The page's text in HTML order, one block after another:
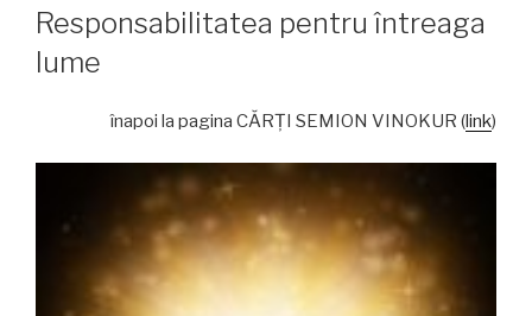
PE
Responsabilitatea pentru întreaga
lume
înapoi la pagina CĂRŢI SEMION VINOKUR (link)